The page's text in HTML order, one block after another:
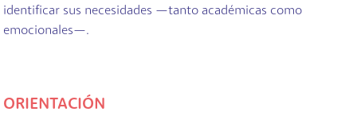
identificar sus necesidades —tanto académicas como
emocionales—.
ORIENTACIÓN